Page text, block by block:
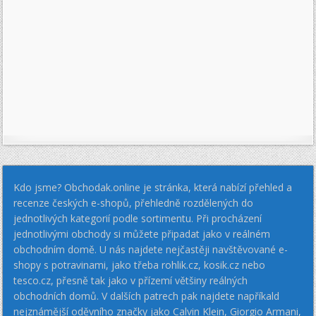
Kdo jsme? Obchodak.online je stránka, která nabízí přehled a
recenze českých e-shopů, přehledně rozdělených do
jednotlivých kategorií podle sortimentu. Při procházení
jednotlivými obchody si můžete připadat jako v reálném
obchodním domě. U nás najdete nejčastěji navštěvované e-
shopy s potravinami, jako třeba rohlik.cz, kosik.cz nebo
tesco.cz, přesně tak jako v přízemí většiny reálných
obchodních domů. V dalších patrech pak najdete napříkald
nejznámější oděvního značky jako Calvin Klein, Giorgio Armani,